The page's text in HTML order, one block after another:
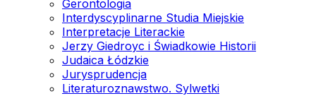
Gerontologia
Interdyscyplinarne Studia Miejskie
Interpretacje Literackie
Jerzy Giedroyc i Świadkowie Historii
Judaica Łódzkie
Jurysprudencja
Literaturoznawstwo. Sylwetki